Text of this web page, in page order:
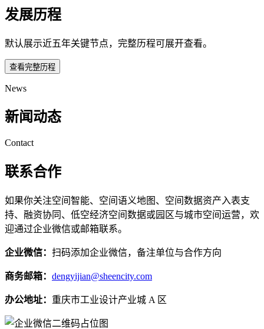
发展历程
默认展示近五年关键节点，完整历程可展开查看。
查看完整历程
News
新闻动态
Contact
联系合作
如果你关注空间智能、空间语义地图、空间数据资产入表支
持、融资协同、低空经济空间数据或园区与城市空间运营，欢
迎通过企业微信或邮箱联系。
企业微信： 扫码添加企业微信，备注单位与合作方向
商务邮箱： dengyijian@sheencity.com
办公地址： 重庆市工业设计产业城 A 区